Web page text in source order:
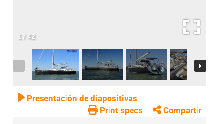
1 /42
Presentación de diapositivas
Print specs
Compartir